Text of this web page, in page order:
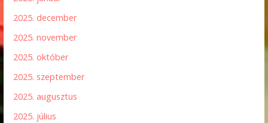
2025. december
2025. november
2025. október
2025. szeptember
2025. augusztus
2025. július